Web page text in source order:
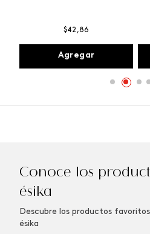
$42 ,86
Agregar
Conoce los
ésika
Descubre los productos
ésika